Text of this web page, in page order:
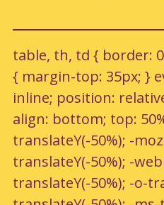
table, th, td { border:
{ margin-top: 35px; }
inline; position:
align: bottom; top:
translateY(-50%); -
translateY(-50%); -
translateY(-50%); -o-